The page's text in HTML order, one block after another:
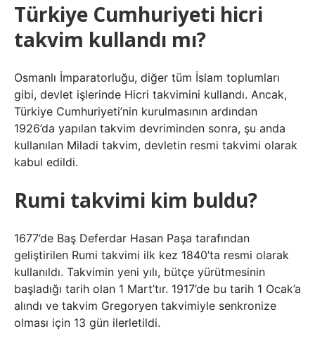
Türkiye Cumhuriyeti hicri
takvim kullandı mı?
Osmanlı İmparatorluğu, diğer tüm İslam toplumları
gibi, devlet işlerinde Hicri takvimini kullandı. Ancak,
Türkiye Cumhuriyeti’nin kurulmasının ardından
1926’da yapılan takvim devriminden sonra, şu anda
kullanılan Miladi takvim, devletin resmi takvimi olarak
kabul edildi.
Rumi takvimi kim buldu?
1677’de Baş Deferdar Hasan Paşa tarafından
geliştirilen Rumi takvimi ilk kez 1840’ta resmi olarak
kullanıldı. Takvimin yeni yılı, bütçe yürütmesinin
başladığı tarih olan 1 Mart’tır. 1917’de bu tarih 1 Ocak’a
alındı ​​ve takvim Gregoryen takvimiyle senkronize
olması için 13 gün ilerletildi.